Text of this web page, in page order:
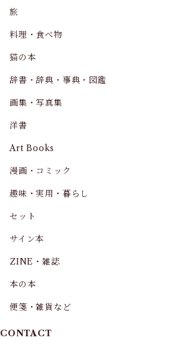
旅
料理・食べ物
猫の本
辞書・辞典・事典・図鑑
画集・写真集
洋書
Art Books
漫画・コミック
趣味・実用・暮らし
セット
サイン本
ZINE・雑誌
本の本
便箋・雑貨など
CONTACT